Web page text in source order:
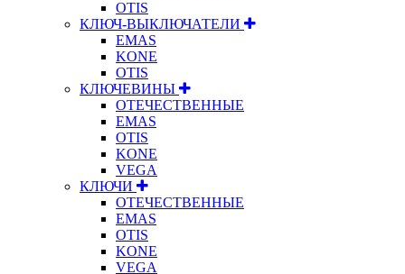
OTIS
КЛЮЧ-ВЫКЛЮЧАТЕЛИ
EMAS
KONE
OTIS
КЛЮЧЕВИНЫ
ОТЕЧЕСТВЕННЫЕ
EMAS
OTIS
KONE
VEGA
КЛЮЧИ
ОТЕЧЕСТВЕННЫЕ
EMAS
OTIS
KONE
VEGA